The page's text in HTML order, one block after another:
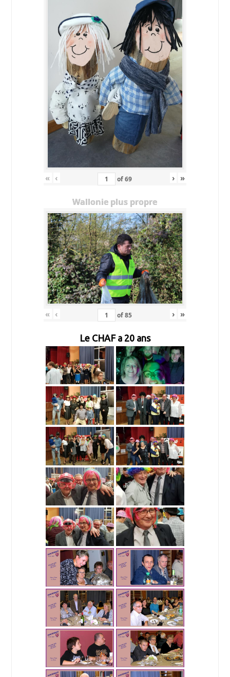
« ‹ of69 › »
Wallonie plus propre
« ‹ of85 › »
Le CHAF a 20 ans